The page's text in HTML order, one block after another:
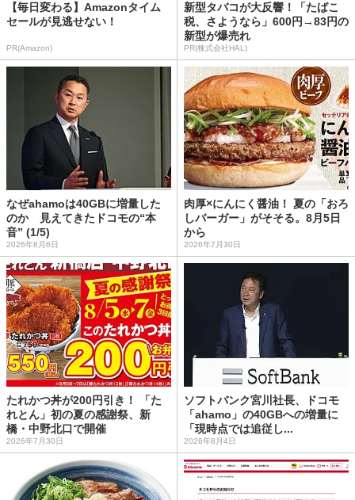
【毎日変わる】Amazonタイム
セールが見逃せない！
PR(Amazon)
新型タバコが大反響！「たばこ
税、さようなら」600円→83円の
新型が爆売れ
PR(株式会社HAL)
なぜahamoは40GBに増量した
のか 見えてきたドコモの“本
音” (1/5)
2026年8月6日
肉厚×にんにく醤油！ 夏の「おろ
しバーガー」がそそる。8月5日
から
2026年7月30日
たれかつ丼が200円引き！ 「た
れとん」初の夏の感謝祭、新
橋・中野北口で開催
2026年7月30日
ソフトバンク宮川社長、ドコモ
「ahamo」の40GBへの増量に
「現時点では追従し...
2026年8月4日